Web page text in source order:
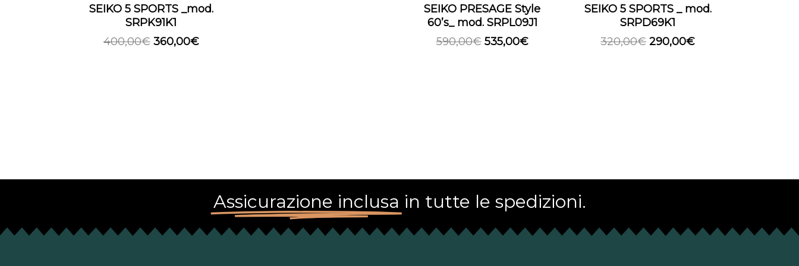
SEIKO 5 SPORTS _mod.
SRPK91K1
400,00€ 360,00€
SEIKO PRESAGE Style
60’s_ mod. SRPL09J1
590,00€ 535,00€
SEIKO 5 SPORTS _ mod.
SRPD69K1
320,00€ 290,00€
Assicurazione inclusa in tutte le spedizioni.